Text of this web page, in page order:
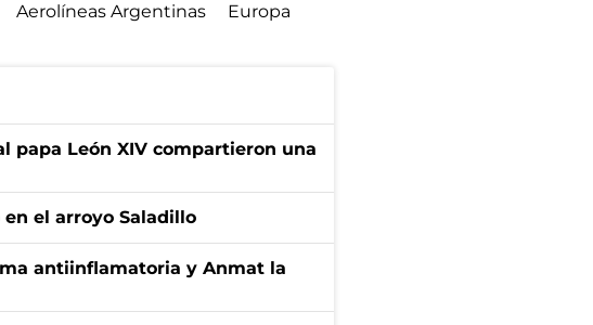
Aerolíneas Argentinas Europa
papa León XIV compartieron una
el arroyo Saladillo
antiinflamatoria y Anmat la